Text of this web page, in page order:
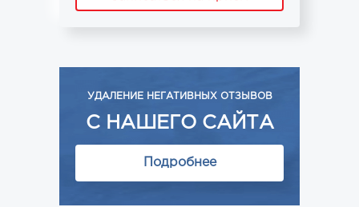
УДАЛЕНИЕ НЕГАТИВНЫХ ОТЗЫВОВ
С НАШЕГО САЙТА
Подробнее